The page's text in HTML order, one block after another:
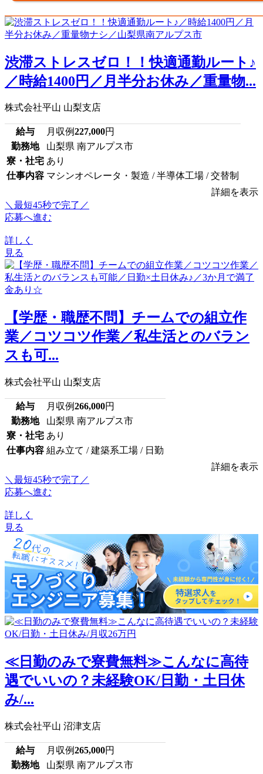
渋滞ストレスゼロ！！快適通勤ルート♪
／時給1400円／月半分お休み／重量物...
株式会社平山 山梨支店
給与 月収例227,000円
勤務地
山梨県 南アルプス市
寮・社宅 あり
仕事内容 マシンオペレータ・製造 / 半導体工場 / 交替制
詳細を表示
＼最短45秒で完了／
応募へ進む
詳しく
見る
【学歴・職歴不問】チームでの組立作
業／コツコツ作業／私生活とのバラン
スも可...
株式会社平山 山梨支店
給与 月収例266,000円
勤務地
山梨県 南アルプス市
寮・社宅 あり
仕事内容 組み立て / 建築系工場 / 日勤
詳細を表示
＼最短45秒で完了／
応募へ進む
詳しく
見る
≪日勤のみで寮費無料≫こんなに高待
遇でいいの？未経験OK/日勤・土日休
み/...
株式会社平山 沼津支店
給与 月収例265,000円
勤務地
山梨県 南アルプス市